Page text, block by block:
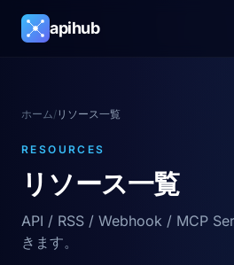
apihub
ホーム/ リソース一覧
RESOURCES
リソース一覧
API / RSS / Webhook / MCP
きます。